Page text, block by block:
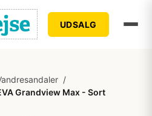
UDSALG
/
Grandview Max - Sort